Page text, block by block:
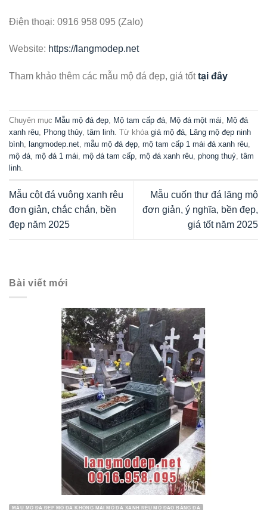
Điện thoại: 0916 958 095 (Zalo)
Website: https://langmodep.net
Tham khảo thêm các mẫu mộ đá đẹp, giá tốttại đây
Chuyên mục Mẫu mộ đá đẹp, Mộ tam cấp đá, Mộ đá một mái, Mộ đá
xanh rêu, Phong thủy, tâm linh. Từ khóa giá mộ đá, Lăng mộ đẹp ninh
bình, langmodep.net, mẫu mộ đá đẹp, mộ tam cấp 1 mái đá xanh rêu,
mộ đá, mộ đá 1 mái, mộ đá tam cấp, mộ đá xanh rêu, phong thuỷ, tâm
linh.
Mẫu cột đá vuông xanh rêu
đơn giản, chắc chắn, bền
đẹp năm 2025
Mẫu cuốn thư đá lăng mộ
đơn giản, ý nghĩa, bền đẹp,
giá tốt năm 2025
Bài viết mới
MẪU MỘ ĐÁ ĐẸP MỘ ĐÁ KHÔNG MÁI MỘ ĐÁ XANH RÊU MỘ ĐẠO BẰNG ĐÁ